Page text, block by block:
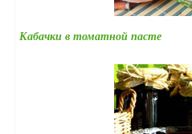
Кабачки в томатной пасте